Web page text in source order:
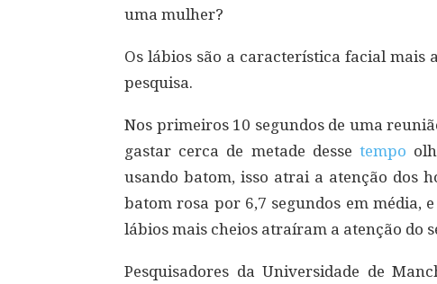
uma mulher?
Os lábios são a característica facial mais
pesquisa.
Nos primeiros 10 segundos de uma
gastar cerca de metade dessetempo
usando batom, isso atrai a atenção dos
batom rosa por 6,7 segundos em média,
lábios mais cheios atraíram a atenção do
Pesquisadores da Universidade de